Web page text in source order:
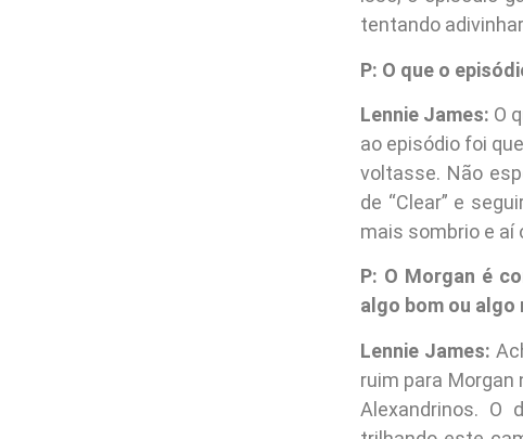
tentando
P: O que o
Lennie James: O
ao episódio foi
voltasse. Não
de “Clear” e
mais sombrio e aí
P: O Morgan é
algo bom ou algo
Lennie James:
ruim para Morgan
Alexandrinos. O